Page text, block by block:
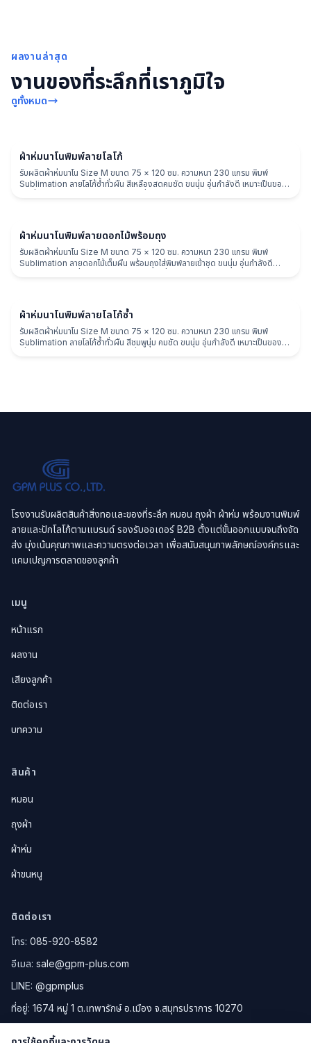
ผลงานล่าสุด
งานของที่ระลึกที่เราภูมิใจ
ดูทั้งหมด
ผ้าห่ม
ผ้าห่มนาโนพิมพ์ลายโลโก้
รับผลิตผ้าห่มนาโน Size M ขนาด 75 × 120 ซม. ความหนา 230 แกรม พิมพ์
Sublimation ลายโลโก้ซ้ำทั่วผืน สีเหลืองสดคมชัด ขนนุ่ม อุ่นกำลังดี เหมาะเป็นของ
ผ้าห่ม
ผ้าห่มนาโนพิมพ์ลายดอกไม้พร้อมถุง
รับผลิตผ้าห่มนาโน Size M ขนาด 75 × 120 ซม. ความหนา 230 แกรม พิมพ์
Sublimation ลายดอกไม้เต็มผืน พร้อมถุงใส่พิมพ์ลายเข้าชุด ขนนุ่ม อุ่นกำลังดี
ผ้าห่ม
ผ้าห่มนาโนพิมพ์ลายโลโก้ซ้ำ
รับผลิตผ้าห่มนาโน Size M ขนาด 75 × 120 ซม. ความหนา 230 แกรม พิมพ์
Sublimation ลายโลโก้ซ้ำทั่วผืน สีชมพูนุ่ม คมชัด ขนนุ่ม อุ่นกำลังดี เหมาะเป็นของพรี
โรงงานรับผลิตสินค้าสิ่งทอและของที่ระลึก หมอน ถุงผ้า ผ้าห่ม พร้อมงานพิมพ์
ลายและปักโลโก้ตามแบรนด์ รองรับออเดอร์ B2B ตั้งแต่ขั้นออกแบบจนถึงจัด
ส่ง มุ่งเน้นคุณภาพและความตรงต่อเวลา เพื่อสนับสนุนภาพลักษณ์องค์กรและ
แคมเปญการตลาดของลูกค้า
เมนู
หน้าแรก
ผลงาน
เสียงลูกค้า
ติดต่อเรา
บทความ
สินค้า
หมอน
ถุงผ้า
ผ้าห่ม
ผ้าขนหนู
ติดต่อเรา
โทร: 085-920-8582
อีเมล: sale@gpm-plus.com
LINE: @gpmplus
ที่อยู่: 1674 หมู่ 1 ต.เทพารักษ์ อ.เมือง จ.สมุทรปราการ 10270